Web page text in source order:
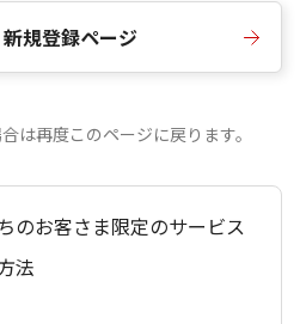
規登録ページ
は再度このページに戻ります。
のお客さま限定のサービス
法